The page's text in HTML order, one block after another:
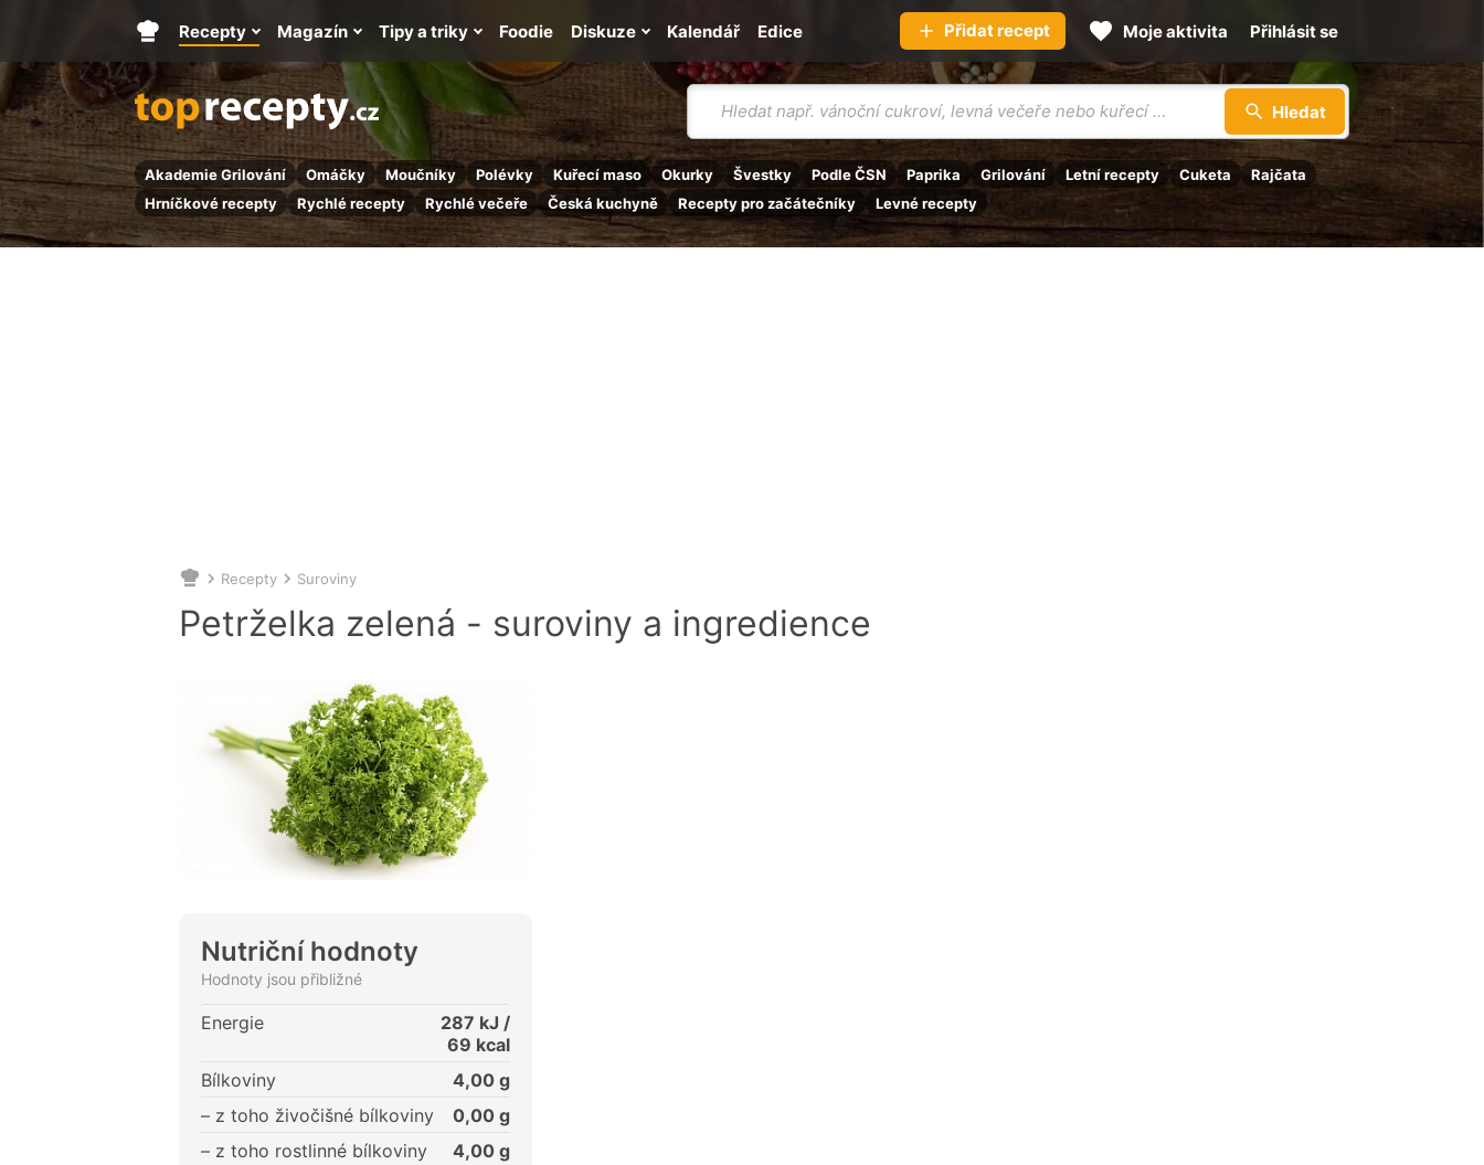
Vyhledávání
Hledat
Akademie Grilování Omáčky Moučníky Polévky Kuřecí maso Okurky Švestky Podle ČSN Paprika Grilování Letní recepty Cuketa
Rajčata
Hrníčkové recepty
Rychlé recepty Rychlé večeře Česká kuchyně Recepty pro začátečníky Levné recepty
Hlavní
stránka
Recepty Magazín Tipy a triky Kalendář
Foodie Diskuze Edice Přidat recept Moje aktivita Přihlásit se
Nacházíte
se
zde:
Recepty Suroviny
Petrželka zelená - suroviny a ingredience
Nutriční hodnoty
Hodnoty jsou přibližné
Energie 287 kJ /
69 kcal
Bílkoviny
4,00 g
– z toho živočišné bílkoviny
0,00 g
– z toho rostlinné bílkoviny
4,00 g